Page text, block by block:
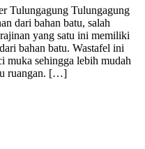
Tulungagung Tulungagung
dari bahan batu, salah
yang satu ini memiliki
bahan batu. Wastafel ini
muka sehingga lebih mudah
ruangan. […]